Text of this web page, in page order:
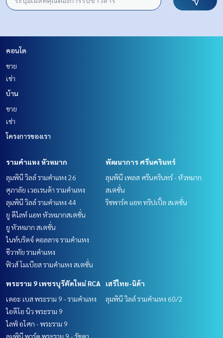
คอนโด
ขาย
เช่า
บ้าน
ขาย
เช่า
โครงการของเรา
รามคำแหง หัวหมาก
ลุมพินี วิลล์ รามคำแหง 26
ศุภาลัย เวอเรนด้า รามคำแหง
ลุมพินี วิลล์ รามคำแหง 44
ยู ดีไลท์ แอท หัวหมากสเตชั่น
ยู หัวหมาก สเตชั่น
ไนท์บริดจ์ คอลลาจ รามคำแหง
ชีวาทัย รามคำแหง
ฟิวส์ โมเบียส รามคำแหง สเตชั่น
พัฒนาการ ศรีนครินทร์
ลุมพินี เพลส ศรีนครินทร์ - หัวหมาก
สเตชั่น
ริชพาร์ค แอท ทริปเปิ้ล สเตชั่น
พระราม 9 เพชรบุรีตัดใหม่ RCA
เดอะ เบส พระราม 9 - รามคำแหง
ไอดีโอ นิว พระราม 9
ไลฟ์ อโศก - พระราม 9
ลุมพินี พาร์ค พระราม 9 - รัชดา
เสรีไทย-นิด้า
ลุมพินี วิลล์ รามคำแหง 60/2